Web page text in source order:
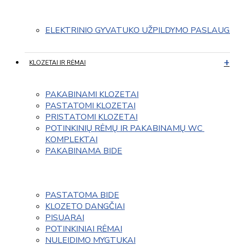
ELEKTRINIO GYVATUKO UŽPILDYMO
KLOZETAI IR RĖMAI
PAKABINAMI KLOZETAI
PASTATOMI KLOZETAI
PRISTATOMI KLOZETAI
POTINKINIŲ RĖMŲ IR PAKABINAMŲ WC
KOMPLEKTAI
PAKABINAMA BIDE
PASTATOMA BIDE
KLOZETO DANGČIAI
PISUARAI
POTINKINIAI RĖMAI
NULEIDIMO MYGTUKAI